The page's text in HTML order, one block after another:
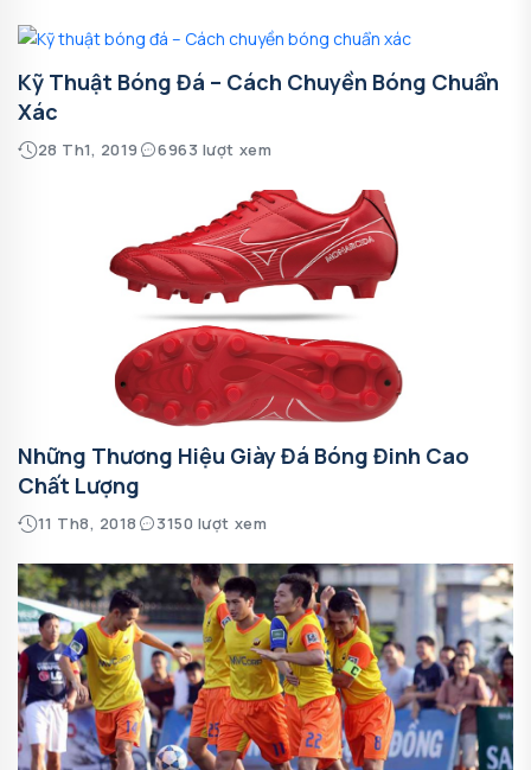
Kỹ Thuật Bóng Đá – Cách Chuyền Bóng Chuẩn
Xác
28 Th1, 2019 6963 lượt xem
Những Thương Hiệu Giày Đá Bóng Đinh Cao
Chất Lượng
11 Th8, 2018 3150 lượt xem